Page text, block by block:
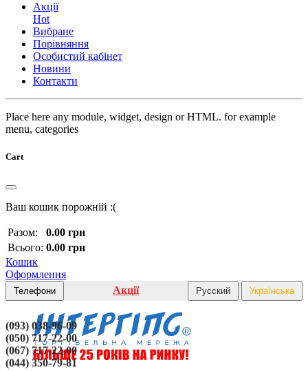
Акції
Hot
Вибране
Порівняння
Особистий кабінет
Новини
Контакти
Place here any module, widget, design or HTML. for example
menu, categories
Cart
Ваш кошик порожній :(
Разом:
0.00 грн
Всього: 0.00 грн
Кошик
Оформлення
Телефони
(093) 038-96-09
(050) 717-22-00
(067) 717-22-00
(044) 350-79-81
Акції Русский Українська